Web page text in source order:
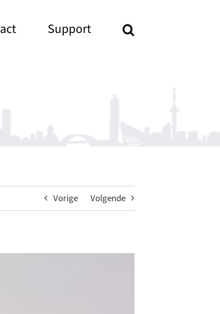
Support
Vorige Volgende